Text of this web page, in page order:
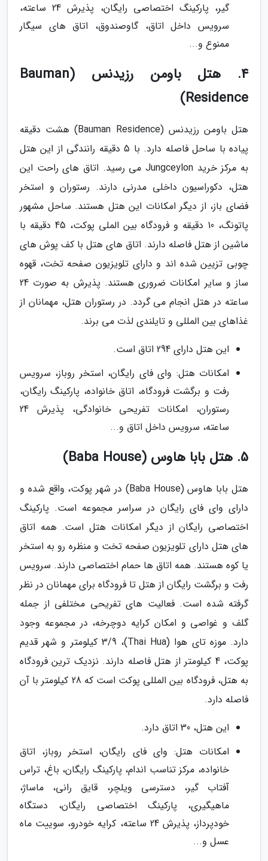
گیر، پارکینگ اختصاصی رایگان، پذیرش 24 ساعته،
سرویس داخل اتاق، گاوصندوق، اتاق های سیگار
ممنوع و...
4. هتل باومن رزیدنس (Bauman
Residence)
هتل باومن رزیدنس (Bauman Residence) هشت دقیقه
پیاده با ساحل فاصله دارد. با 5 دقیقه رانندگی از این هتل
به مرکز خرید Jungceylon می رسید. اتاق های راحت این
هتل، دکوراسیون داخلی مدرنی دارند. رستوران و استخر
فضای باز، از دیگر امکانات این هتل هستند. ساحل مشهور
پاتونگ، 10 دقیقه و فرودگاه بین الملی پوکت، 45 دقیقه با
ماشین از هتل فاصله دارند. اتاق های هتل با کف پوش های
چوبی تزیین شده اند و دارای تلویزیون صفحه تخت، قهوه
ساز و سایر امکانات ضروری هستند. پذیرش به صورت 24
ساعته در هتل انجام می گردد. در رستوران هتل، مهمانان از
غذاهای بین المللی و تایلندی لذت می برند.
این هتل دارای 294 اتاق است.
امکانات هتل: وای فای رایگان، استخر روباز، سرویس
رفت و برگشت فرودگاه، اتاق خانواده، پارکینگ رایگان،
رستوران، امکانات تفریحی خانوادگی، پذیرش 24
ساعته، سرویس داخل اتاق و...
5. هتل بابا هاوس (Baba House)
هتل بابا هاوس (Baba House) در شهر پوکت، واقع شده و
دارای وای فای رایگان در سراسر مجموعه است. پارکینگ
اختصاصی رایگان از دیگر امکانات هتل است. همه اتاق
های هتل دارای تلویزیون صفحه تخت و منظره رو به استخر
یا کوه هستند. همه اتاق ها حمام اختصاصی دارند. سرویس
رفت و برگشت رایگان از هتل تا فرودگاه برای مهمانان در نظر
گرفته شده است. فعالیت های تفریحی مختلفی از جمله
گلف و غواصی و امکان کرایه دوچرخه، در مجموعه وجود
دارد. موزه تای هوا (Thai Hua)، 3/9 کیلومتر و شهر قدیم
پوکت، 4 کیلومتر از هتل فاصله دارند. نزدیک ترین فرودگاه
به هتل، فرودگاه بین المللی پوکت است که 28 کیلومتر با آن
فاصله دارد.
این هتل، 30 اتاق دارد.
امکانات هتل: وای فای رایگان، استخر روباز، اتاق
خانواده، مرکز تناسب اندام، پارکینگ رایگان، باغ، تراس
آفتاب گیر، دسترسی ویلچر، قایق رانی، ماساژ،
ماهیگیری، پارکینگ اختصاصی رایگان، دستگاه
خودپرداز، پذیرش 24 ساعته، کرایه خودرو، سوییت ماه
عسل و...